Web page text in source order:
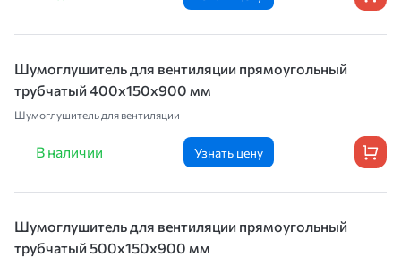
Шумоглушитель для вентиляции прямоугольный
трубчатый 400х150х900 мм
Шумоглушитель для вентиляции
В наличии Узнать цену
Шумоглушитель для вентиляции прямоугольный
трубчатый 500х150х900 мм